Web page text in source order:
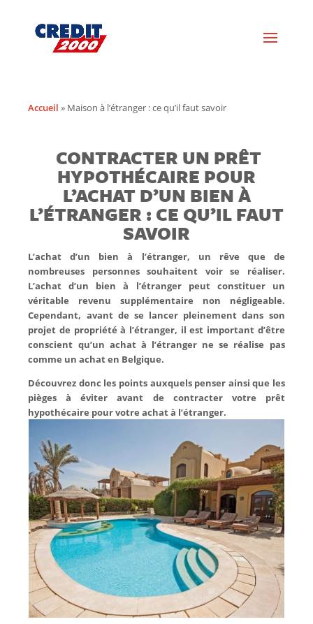
Accueil » Maison à l’étranger : ce qu’il faut savoir
CONTRACTER UN PRÊT
HYPOTHÉCAIRE POUR
L’ACHAT D’UN BIEN À
L’ÉTRANGER : CE QU’IL FAUT
SAVOIR
L’achat d’un bien à l’étranger, un rêve que de
nombreuses personnes souhaitent voir se réaliser.
L’achat d’un bien à l’étranger peut constituer un
véritable revenu supplémentaire non négligeable.
Cependant, avant de se lancer pleinement dans son
projet de propriété à l’étranger, il est important d’être
conscient qu’un achat à l’étranger ne se réalise pas
comme un achat en Belgique.
Découvrez donc les points auxquels penser ainsi que les
pièges à éviter avant de contracter votre prêt
hypothécaire pour votre achat à l’étranger.